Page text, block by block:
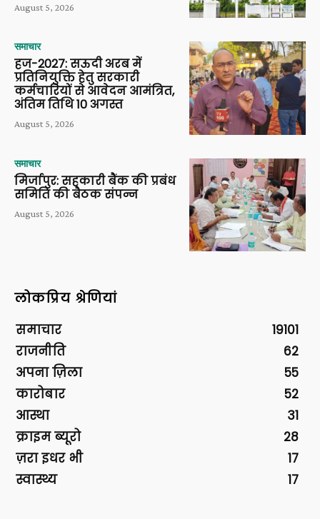
August 5, 2026
समाचार
हज-2027: सऊदी अरब में
प्रतिनियुक्ति हेतु सरकारी
कर्मचारियों से आवेदन आमंत्रित,
अंतिम तिथि 10 अगस्त
August 5, 2026
समाचार
मिर्जापुर: सहकारी बैंक की प्रबंध
समिति की बैठक संपन्न
August 5, 2026
लोकप्रिय श्रेणियां
समाचार
19101
राजनीति
62
अपना ज़िला
55
कारोबार
52
आस्था
31
क्राइम ब्यूरो
28
ज़रा इधर भी
17
स्वास्थ्य
17